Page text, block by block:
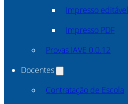
Impresso editável
Impresso PDF
Provas IAVE 0.0.12
Docentes
Contratação de Escola